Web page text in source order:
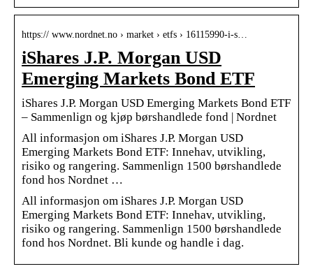
https:// www.nordnet.no › market › etfs › 16115990-i-s…
iShares J.P. Morgan USD
Emerging Markets Bond ETF
iShares J.P. Morgan USD Emerging Markets Bond ETF
– Sammenlign og kjøp børshandlede fond | Nordnet
All informasjon om iShares J.P. Morgan USD
Emerging Markets Bond ETF: Innehav, utvikling,
risiko og rangering. Sammenlign 1500 børshandlede
fond hos Nordnet …
All informasjon om iShares J.P. Morgan USD
Emerging Markets Bond ETF: Innehav, utvikling,
risiko og rangering. Sammenlign 1500 børshandlede
fond hos Nordnet. Bli kunde og handle i dag.